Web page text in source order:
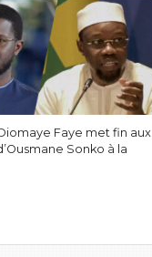
Faye met fin aux
Sonko à la